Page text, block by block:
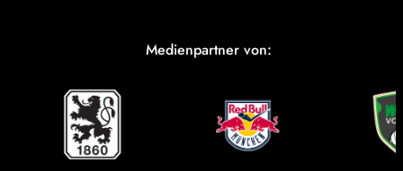
Medienpartner von: